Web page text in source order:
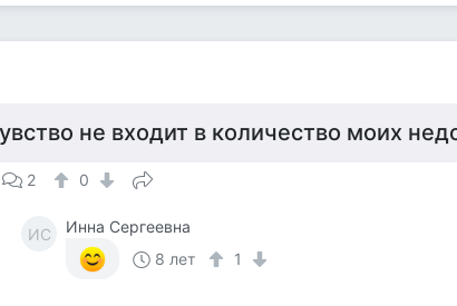
не входит в количество моих
2 0
ИС
Инна Сергеевна
8 лет
1